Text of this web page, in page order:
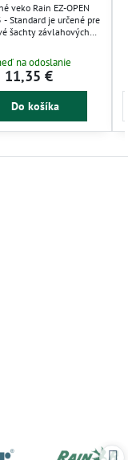
veko Rain EZ-OPEN
- Standard je určené pre
šachty závlahových
a poveternostnými
z UV-odolného
protišmykový povrch a
pevného upevnenia
na odoslanie
11,35 €
Do košíka